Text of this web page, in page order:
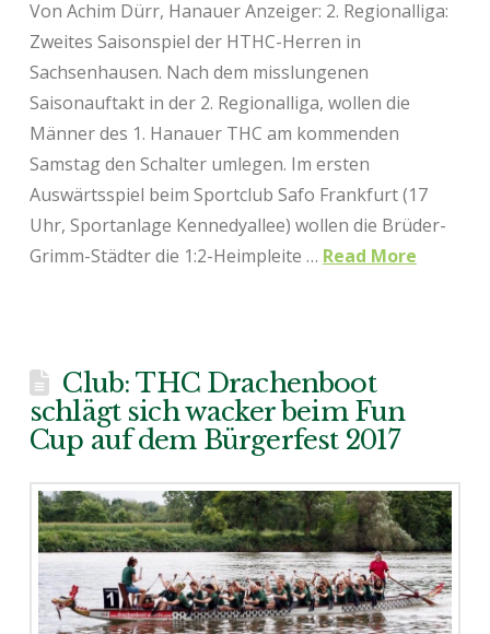
Von Achim Dürr, Hanauer Anzeiger: 2. Regionalliga:
Zweites Saisonspiel der HTHC-Herren in
Sachsenhausen. Nach dem misslungenen
Saisonauftakt in der 2. Regionalliga, wollen die
Männer des 1. Hanauer THC am kommenden
Samstag den Schalter umlegen. Im ersten
Auswärtsspiel beim Sportclub Safo Frankfurt (17
Uhr, Sportanlage Kennedyallee) wollen die Brüder-
Grimm-Städter die 1:2-Heimpleite … Read More
Club: THC Drachenboot
schlägt sich wacker beim Fun
Cup auf dem Bürgerfest 2017